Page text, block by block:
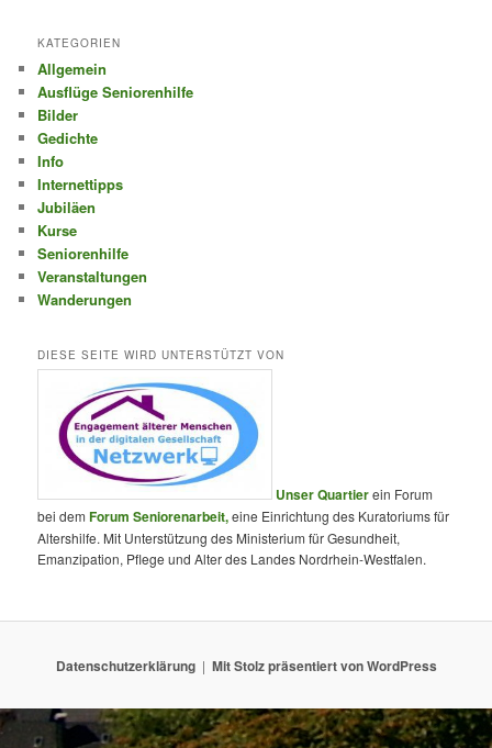
KATEGORIEN
Allgemein
Ausflüge Seniorenhilfe
Bilder
Gedichte
Info
Internettipps
Jubiläen
Kurse
Seniorenhilfe
Veranstaltungen
Wanderungen
DIESE SEITE WIRD UNTERSTÜTZT VON
Unser Quartierein Forum
bei demForum Seniorenarbeit,eine Einrichtung des Kuratoriums für
Altershilfe. Mit Unterstützung des Ministerium für Gesundheit,
Emanzipation, Pflege und Alter des Landes Nordrhein-Westfalen.
Datenschutzerklärung Mit Stolz präsentiert von WordPress